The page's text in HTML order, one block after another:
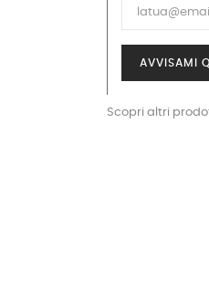
AVVISAMI
Scopri altri